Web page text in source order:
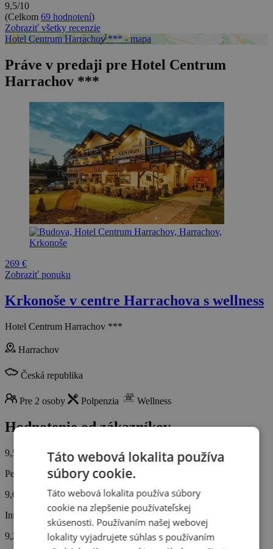
9,5/10
(Celkom 69 hodnotení)
Zobraziť všetky recenzie
Hotel Centrum Harrachov *** - mapa
Práve v predaji pre Hotel Centrum
Harrachov ***
269 €
Zobraziť ponuku
Krkonoše v centre Harrachova s ​​wellness
Hotel Centrum Harrachov ***
Harrachov
Česká republika
Pre 2 osoby Polpenzia Wellness
Hodnotenie od zákazníkov
9,5/10
Personál
9,6
Interiér hotela
9,2
Táto webová lokalita používa
súbory cookie.
Táto webová lokalita používa súbory
cookie na zlepšenie používateľskej
skúsenosti. Používaním našej webovej
lokality vyjadrujete súhlas s používaním